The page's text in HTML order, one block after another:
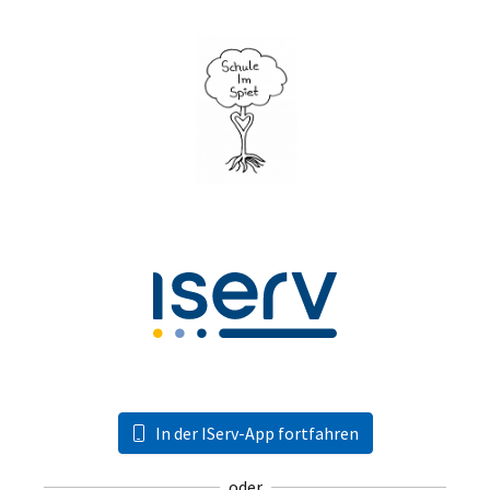
In der IServ-App fortfahren